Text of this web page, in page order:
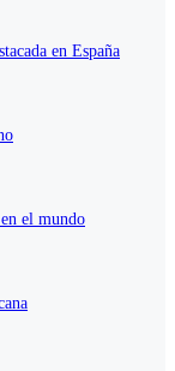
en España
el mundo